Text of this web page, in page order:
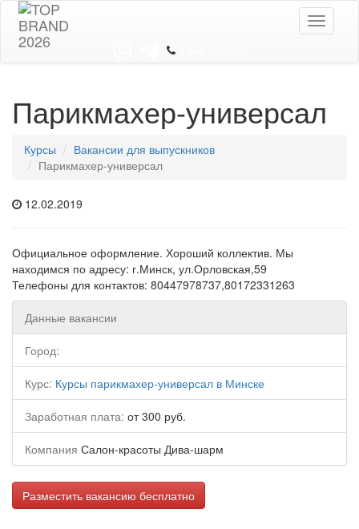
Toggle
Парикмахер-универсал
Курсы
Вакансии для выпускников
Парикмахер-универсал
12.02.2019
Официальное оформление. Хороший коллектив. Мы
находимся по адресу: г.Минск, ул.Орловская,59
Телефоны для контактов: 80447978737,80172331263
Данные вакансии
Город:
Курс: Курсы парикмахер-универсал в Минске
Заработная плата: от 300 руб.
Компания Салон-красоты Дива-шарм
Разместить вакансию бесплатно